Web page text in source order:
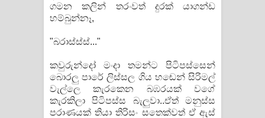
ගමන කලින් තරංවත් දුරක් යාගන්ඩ
හම්බුන්නෑ,
"බරාස්ස්ස්..."
කවුරුන්දෝ මංදා තමන්ට පිටිපස්සෙන්
බොරලු පාරේ ලිස්සල ගිය හඬෙන් සිරිමල්
වැල්ලෙ කැරකෙන බඹරයක් වගේ
කැරකිලා පිටිපස්ස බැලුවා..ඒත් මනුස්ස
පරාණයක් තියා තිරිසං සතෙක්වත් ඒ ඇස්